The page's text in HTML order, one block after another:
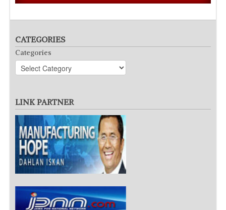
CATEGORIES
Categories
LINK PARTNER